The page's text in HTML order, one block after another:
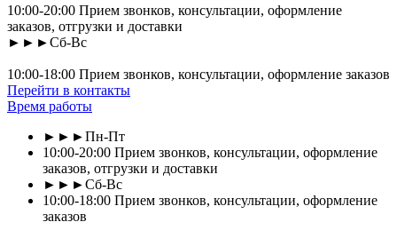
10:00-20:00 Прием звонков, консультации, оформление
заказов, отгрузки и доставки
►►►Сб-Вс
10:00-18:00 Прием звонков, консультации, оформление заказов
Перейти в контакты
Время работы
►►►Пн-Пт
10:00-20:00 Прием звонков, консультации, оформление
заказов, отгрузки и доставки
►►►Сб-Вс
10:00-18:00 Прием звонков, консультации, оформление
заказов